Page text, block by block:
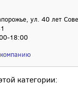
ул. 40 лет
18:00
категории: